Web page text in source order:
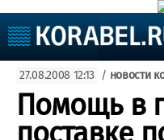
Судоходство
Судоремонт
События
Порты
27.08.2008 12:13 / новости
Помощь в